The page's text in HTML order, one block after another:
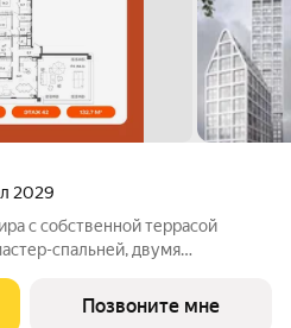
2029
с собственной террасой
спальней, двумя
собраться всей семьей в
можно
Позвоните мне